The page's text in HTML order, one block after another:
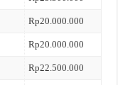
Rp20.000.000
Rp20.000.000
Rp22.500.000